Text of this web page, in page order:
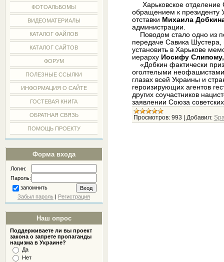
ФОТОАЛЬБОМЫ
ВИДЕОМАТЕРИАЛЫ
КАТАЛОГ ФАЙЛОВ
КАТАЛОГ САЙТОВ
ФОРУМ
ПОЛЕЗНЫЕ ССЫЛКИ
ИНФОРМАЦИЯ О САЙТЕ
ГОСТЕВАЯ КНИГА
ОБРАТНАЯ СВЯЗЬ
ПОМОЩЬ ПРОЕКТУ
Форма входа
Логин:
Пароль:
запомнить
Забыл пароль| Регистрация
Наш опрос
Поддерживаете ли вы проект
закона о запрете пропаганды
нацизма в Украине?
Да
Нет
Харьковское отделение
обращением к президенту
отставки Михаила
администрации.
Поводом стало одно из
передаче Савика Шустера,
установить в Харькове
иерарху Иосифу
«Добкин фактически
оголтелыми неофашистами
глазах всей Украины и
героизирующих агентов
других соучастников
заявлении Союза
Просмотров: 993 | Добавил: